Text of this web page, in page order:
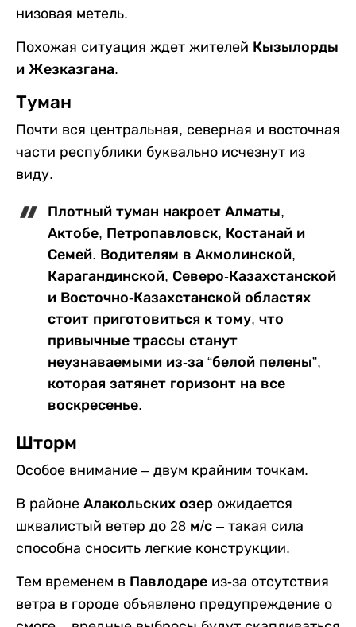
низовая метель.
Похожая ситуация ждет жителей Кызылорды
и Жезказгана.
Туман
Почти вся центральная, северная и восточная
части республики буквально исчезнут из
виду.
Плотный туман накроет Алматы,
Актобе, Петропавловск, Костанай и
Семей. Водителям в Акмолинской,
Карагандинской, Северо-Казахстанской
и Восточно-Казахстанской областях
стоит приготовиться к тому, что
привычные трассы станут
неузнаваемыми из-за “белой пелены”,
которая затянет горизонт на все
воскресенье.
Шторм
Особое внимание – двум крайним точкам.
В районе Алакольских озер ожидается
шквалистый ветер до 28 м/с – такая сила
способна сносить легкие конструкции.
Тем временем в Павлодаре из-за отсутствия
ветра в городе объявлено предупреждение о